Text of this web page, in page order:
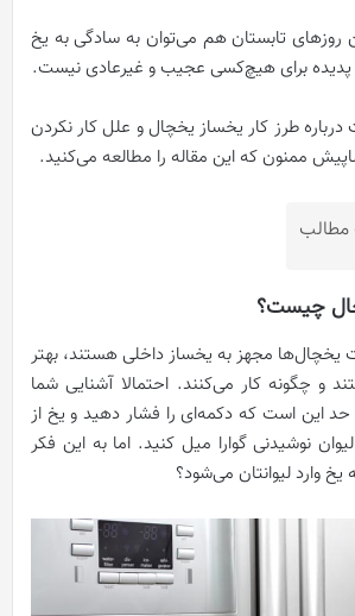
روزهای تابستان هم می‌توان به سادگی به یخ
برای هیچ‌کسی عجیب و غیرعادی نیست.
درباره طرز کار یخساز یخچال و علل کار نکردن
ممنون که این مقاله را مطالعه می‌کنید.
چیست؟
مجهز به یخساز داخلی هستند، بهتر
و چگونه کار می‌کنند. احتمالا آشنایی شما
این‌ است که دکمه‌ای را فشار دهید و یخ از
نوشیدنی گوارا میل کنید. اما به این فکر
وارد لیوانتان می‌شود؟